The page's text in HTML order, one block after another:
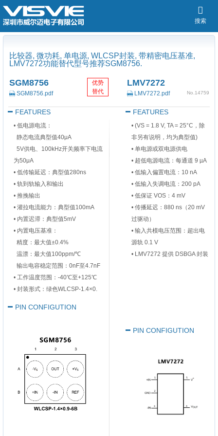
搜索
比较器, 微功耗, 单电源, WLCSP封装, 带精密电压基准,
LMV7272功能替代型号推荐SGM8756.
SGM8756
SGM8756.pdf
FEATURES
• 低电源电流‌：
静态电流典型值40μA
5V供电、100kHz开关频率下电流
为50μA
• ‌低传输延迟‌：典型值280ns
• 轨到轨输入和输出‌
• ‌推挽输出‌
• 灌拉电流能力‌：典型值100mA
• 内置迟滞‌：典型值5mV
• 内置电压基准‌：
精度：最大值±0.4%
温漂：最大值100ppm/℃
输出电容稳定范围：0nF至4.7nF
• ‌工作温度范围‌：-40℃至+125℃
• 封装形式‌：绿色WLCSP-1.4×0.
PIN CONFIGUTION
优势
替代
LMV7272
LMV7272.pdf No.14759
FEATURES
• (VS = 1.8 V, TA = 25°C，除
非另有说明，均为典型值)
• 单电源或双电源供电
• 超低电源电流：每通道 9 µA
• 低输入偏置电流：10 nA
• 低输入失调电流：200 pA
• 低保证 VOS：4 mV
• 传播延迟：880 ns（20 mV
过驱动）
• 输入共模电压范围：超出电
源轨 0.1 V
• LMV7272 提供 DSBGA 封装
PIN CONFIGUTION